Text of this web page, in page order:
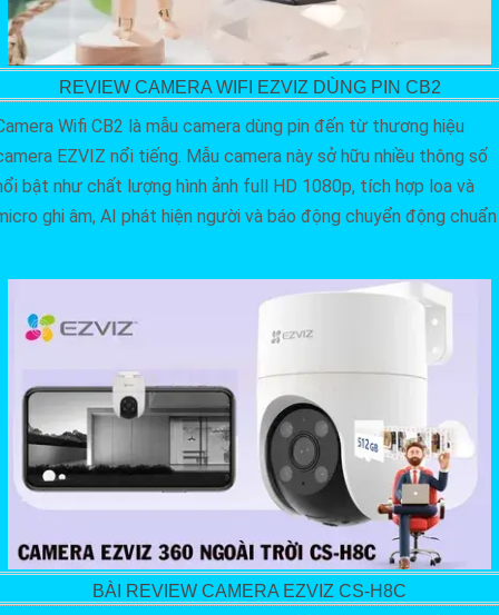
REVIEW CAMERA WIFI EZVIZ DÙNG PIN CB2
Wifi CB2 là mẫu camera dùng pin đến từ thương hiệu
EZVIZ nổi tiếng. Mẫu camera này sở hữu nhiều thông số
bật như chất lượng hình ảnh full HD 1080p, tích hợp loa và
ghi âm, AI phát hiện người và báo động chuyển động chuẩn
BÀI REVIEW CAMERA EZVIZ CS-H8C